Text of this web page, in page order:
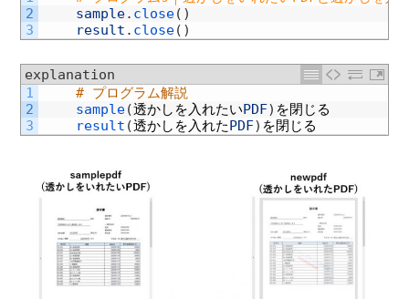
2
3
sample. close( )
result . close( )
explanation
1
2
3
# プログラム解説
sample(透かしを入れたいPDF) を閉じる
result (透かしを入れたPDF) を閉じる